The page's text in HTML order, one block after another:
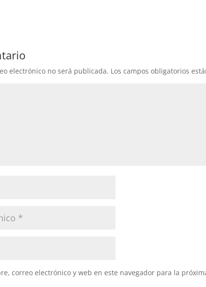
electrónico no será publicada. Los campos obligatorios
correo electrónico y web en este navegador para la